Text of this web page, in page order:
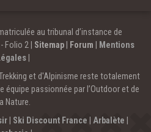
au tribunal d’instance de
2 | Sitemap| Forum
Mentions
et d'Alpinisme reste totalement
équipe passionnée par l’Outdoor et de
la Nature.
Ski Discount France Arbalète